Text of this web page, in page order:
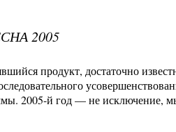
2005
продукт, достаточно
2005-й год — неисключение,